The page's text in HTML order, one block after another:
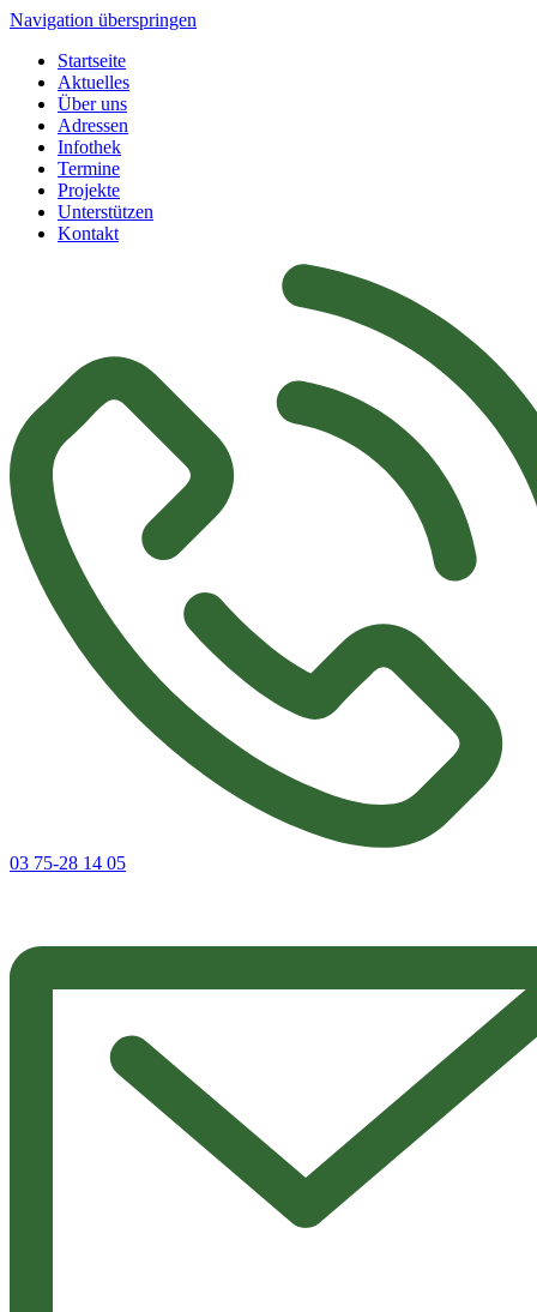
Navigation überspringen
Startseite
Aktuelles
Über uns
Adressen
Infothek
Termine
Projekte
Unterstützen
Kontakt
03 75-28 14 05